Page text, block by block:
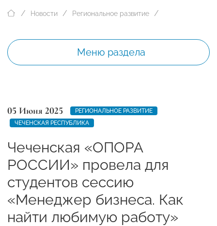
Новости Региональное развитие
Меню раздела
05 Июня 2025
РЕГИОНАЛЬНОЕ РАЗВИТИЕ
ЧЕЧЕНСКАЯ РЕСПУБЛИКА
Чеченская «ОПОРА
РОССИИ» провела для
студентов сессию
«Менеджер бизнеса. Как
найти любимую работу»